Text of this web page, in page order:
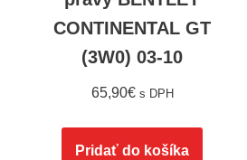
CONTINENTAL GT
(3W0) 03-10
65,90€ s DPH
Pridať do košíka